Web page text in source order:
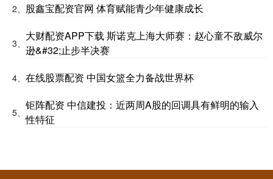
2、 股鑫宝配资官网 体育赋能青少年健康成长
3、
大财配资APP下载 斯诺克上海大师赛：赵心童不敌威尔
逊&#32;止步半决赛
4、 在线股票配资 中国女篮全力备战世界杯
5、
钜阵配资 中信建投：近两周A股的回调具有鲜明的输入
性特征